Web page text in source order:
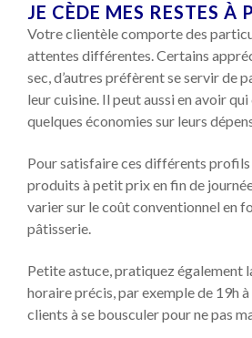
JE CÈDE MES RESTES À
Votre clientèle comporte des
attentes différentes. Certains
sec, d’autres préfèrent se servir de
leur cuisine. Il peut aussi en avoir
quelques économies sur leurs
Pour satisfaire ces différents profils
produits à petit prix en fin de
varier sur le coût conventionnel en
pâtisserie.
Petite astuce, pratiquez également
horaire précis, par exemple de 19h
clients à se bousculer pour ne pas